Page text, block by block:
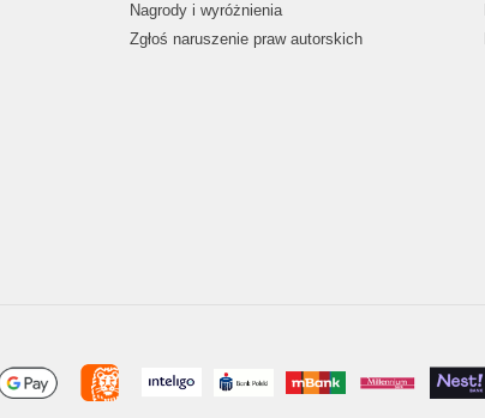
Nagrody i wyróżnienia
Zgłoś naruszenie praw autorskich